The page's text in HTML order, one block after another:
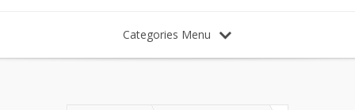
Categories Menu